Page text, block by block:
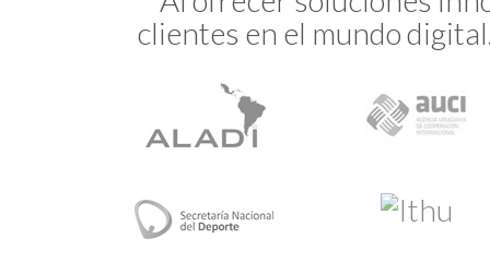
clientes en el mundo